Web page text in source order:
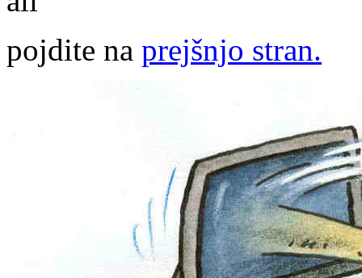
pojdite na prejšnjo stran.